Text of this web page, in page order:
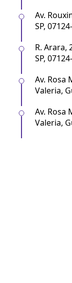
Av.
SP,
R. Arara,
SP,
Av. Rosa
Valeria,
Av. Rosa
Valeria,